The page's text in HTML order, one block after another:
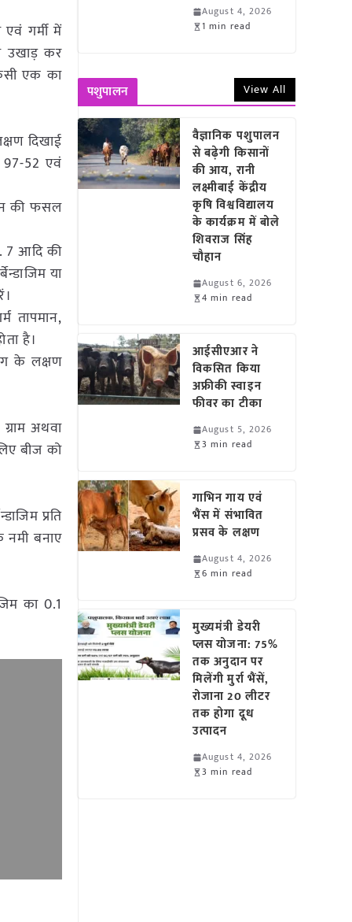
गर्मी में
उखाड़ कर
एक का
दिखाई
97-52 एवं
की फसल
7 आदि की
या
तापमान,
है।
के लक्षण
अथवा
बीज को
प्रति
नमी बनाए
का 0.1
August 4, 2026
1 min read
पशुपालन View All
वैज्ञानिक पशुपालन
से बढ़ेगी किसानों
की आय, रानी
लक्ष्मीबाई केंद्रीय
कृषि विश्वविद्यालय
के कार्यक्रम में बोले
शिवराज सिंह
चौहान
August 6, 2026
4 min read
आईसीएआर ने
विकसित किया
अफ्रीकी स्वाइन
फीवर का टीका
August 5, 2026
3 min read
गाभिन गाय एवं
भैंस में संभावित
प्रसव के लक्षण
August 4, 2026
6 min read
मुख्यमंत्री डेयरी
प्लस योजना: 75%
तक अनुदान पर
मिलेंगी मुर्रा भैंसें,
रोजाना 20 लीटर
तक होगा दूध
उत्पादन
August 4, 2026
3 min read